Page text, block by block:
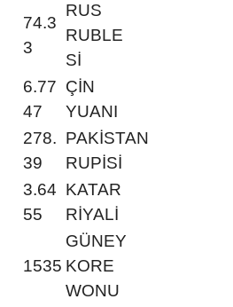
74.3
3
RUS
RUBLE
Sİ
6.77
47
ÇİN
YUANI
278.
39
PAKİSTAN
RUPİSİ
3.64
55
KATAR
RİYALİ
1535
GÜNEY
KORE
WONU